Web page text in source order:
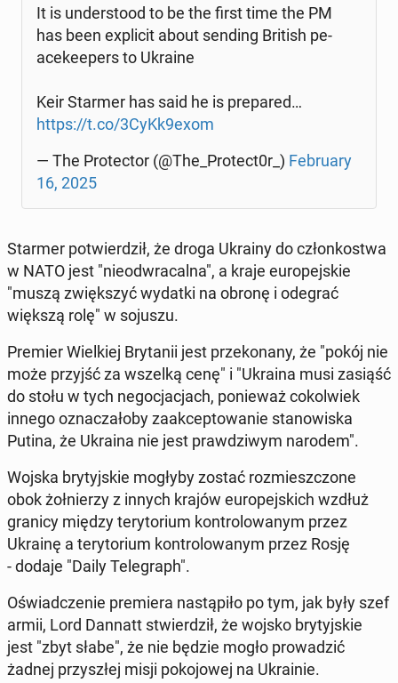
It is un­der­sto­od to be the first time the PM
has been expli­cit about sending British pe­
ace­ke­epers to Ukraine
Keir Starmer has said he is pre­pa­red…
https://t.co/3CyKk9exom
— The Pro­tec­tor (@The_Protect0r_) Fe­bru­ary
16, 2025
Starmer po­twier­dził, że droga Ukrainy do człon­ko­stwa
w NATO jest "nie­od­wra­cal­na", a kraje eu­ro­pej­skie
"muszą zwięk­szyć wydatki na obronę i odegrać
większą rolę" w sojuszu.
Premier Wiel­kiej Bry­ta­nii jest prze­ko­na­ny, że "pokój nie
może przyjść za wszelką cenę" i "Ukraina musi zasiąść
do stołu w tych ne­go­cja­cjach, po­nie­waż co­kol­wiek
innego ozna­cza­ło­by za­ak­cep­to­wa­nie sta­no­wi­ska
Putina, że Ukraina nie jest praw­dzi­wym narodem".
Wojska bry­tyj­skie mogłyby zostać roz­miesz­czo­ne
obok żoł­nie­rzy z innych krajów eu­ro­pej­skich wzdłuż
granicy między te­ry­to­rium kon­tro­lo­wa­nym przez
Ukrainę a te­ry­to­rium kon­tro­lo­wa­nym przez Rosję
- dodaje "Daily Te­le­graph".
Oświad­cze­nie pre­mie­ra na­stą­pi­ło po tym, jak były szef
armii, Lord Dannatt stwier­dził, że wojsko bry­tyj­skie
jest "zbyt słabe", że nie będzie mogło pro­wa­dzić
żadnej przy­szłej misji po­ko­jo­wej na Ukra­inie.